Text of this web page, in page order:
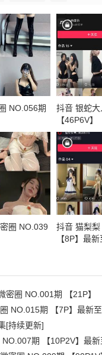
NO.056期
抖音 银蛇
【46P6V】
圈 NO.039
抖音 猫梨
【8P】最
密圈 NO.001期 【21P】
NO.015期 【7P】最新至：
[持续更新]
期 【10P2V】最新至